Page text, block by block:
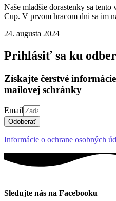
Naše mladšie dorastenky sa
Cup. V prvom hracom dni sa im
24. augusta 2024
Prihlásiť sa ku
Získajte čerstvé
mailovej schránky
Email
Odoberať
Informácie o ochrane osobných
Sledujte nás na Facebooku